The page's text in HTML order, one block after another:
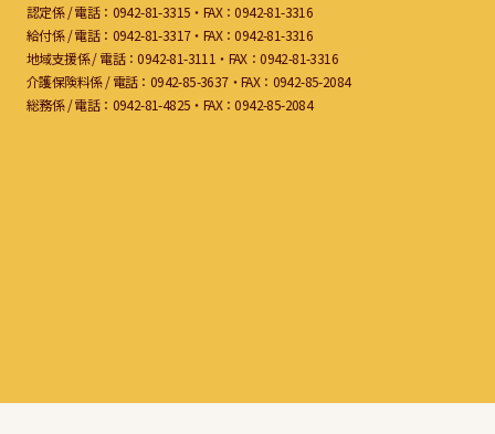
認定係 /電話：0942-81-3315・FAX：0942-81-3316
給付係 /電話：0942-81-3317・FAX：0942-81-3316
地域支援係 /電話：0942-81-3111・FAX：0942-81-3316
介護保険料係 /電話：0942-85-3637・FAX：0942-85-2084
総務係 /電話：0942-81-4825・FAX：0942-85-2084